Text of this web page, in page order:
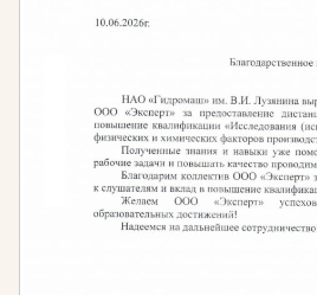
образование в сфере
Обучение необходимо
нефтегазовой
Руководителям
промышленности